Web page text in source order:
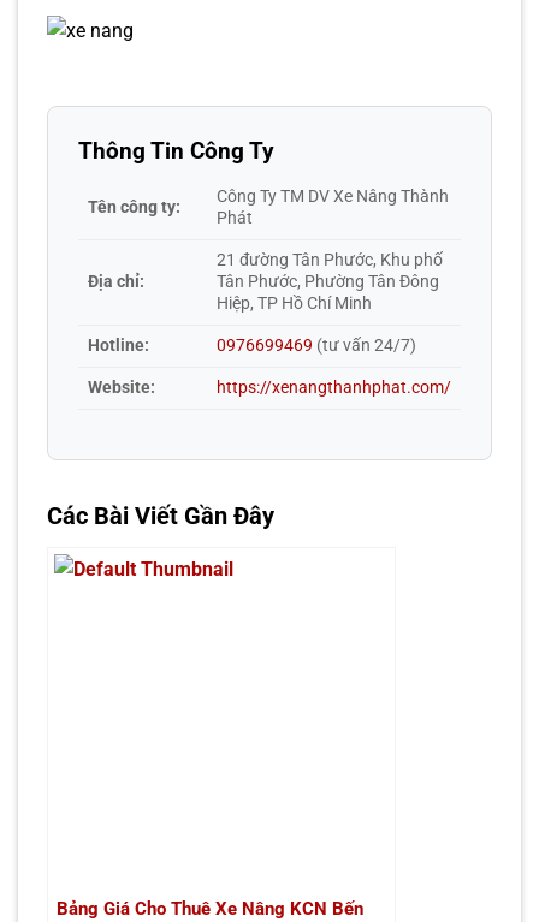
Thông Tin Công Ty
Tên công ty:
Công Ty TM DV Xe Nâng Thành
Phát
Địa chỉ:
21 đường Tân Phước, Khu phố
Tân Phước, Phường Tân Đông
Hiệp, TP Hồ Chí Minh
Hotline: 0976699469 (tư vấn 24/7)
Website: https://xenangthanhphat.com/
Các Bài Viết Gần Đây
Bảng Giá Cho Thuê Xe Nâng KCN Bến